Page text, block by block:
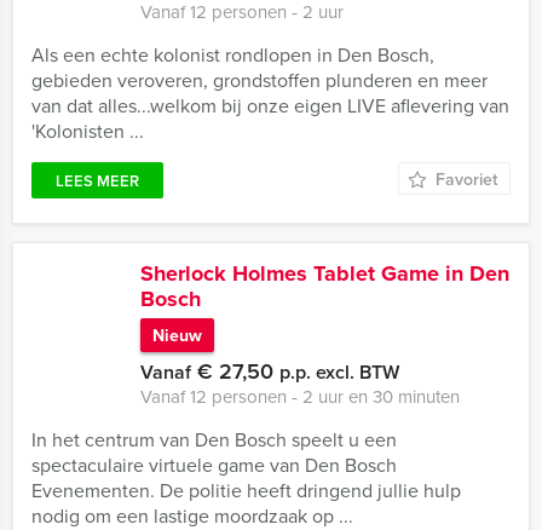
Vanaf 12 personen ‐ 2 uur
Als een echte kolonist rondlopen in Den Bosch,
gebieden veroveren, grondstoffen plunderen en meer
van dat alles...welkom bij onze eigen LIVE aflevering van
'Kolonisten ...
LEES MEER Favoriet
Sherlock Holmes Tablet Game in Den
Bosch
Nieuw
Vanaf€ 27,50 p.p. excl. BTW
Vanaf 12 personen ‐ 2 uur en 30 minuten
In het centrum van Den Bosch speelt u een
spectaculaire virtuele game van Den Bosch
Evenementen. De politie heeft dringend jullie hulp
nodig om een lastige moordzaak op ...